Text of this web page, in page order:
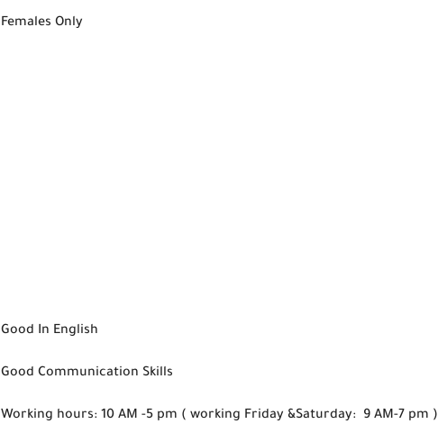
Females Only
Good In English
Good Communication Skills
Working hours: 10 AM -5 pm ( working Friday &Saturday: 9 AM-7 pm )